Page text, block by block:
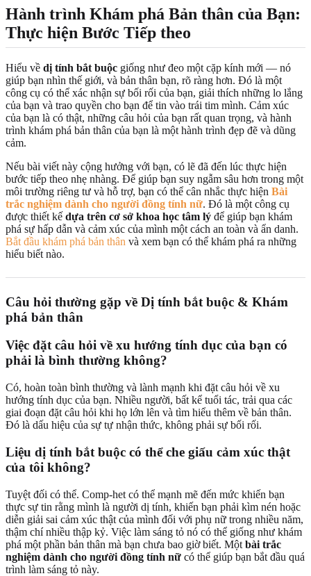
Hành trình Khám phá Bản thân của Bạn:
Thực hiện Bước Tiếp theo
Hiểu về dị tính bắt buộc giống như đeo một cặp kính mới — nó
giúp bạn nhìn thế giới, và bản thân bạn, rõ ràng hơn. Đó là một
công cụ có thể xác nhận sự bối rối của bạn, giải thích những lo lắng
của bạn và trao quyền cho bạn để tin vào trái tim mình. Cảm xúc
của bạn là có thật, những câu hỏi của bạn rất quan trọng, và hành
trình khám phá bản thân của bạn là một hành trình đẹp đẽ và dũng
cảm.
Nếu bài viết này cộng hưởng với bạn, có lẽ đã đến lúc thực hiện
bước tiếp theo nhẹ nhàng. Để giúp bạn suy ngẫm sâu hơn trong một
môi trường riêng tư và hỗ trợ, bạn có thể cân nhắc thực hiện Bài
trắc nghiệm dành cho người đồng tính nữ. Đó là một công cụ
được thiết kế dựa trên cơ sở khoa học tâm lý để giúp bạn khám
phá sự hấp dẫn và cảm xúc của mình một cách an toàn và ẩn danh.
Bắt đầu khám phá bản thân và xem bạn có thể khám phá ra những
hiểu biết nào.
Câu hỏi thường gặp về Dị tính bắt buộc & Khám
phá bản thân
Việc đặt câu hỏi về xu hướng tính dục của bạn có
phải là bình thường không?
Có, hoàn toàn bình thường và lành mạnh khi đặt câu hỏi về xu
hướng tính dục của bạn. Nhiều người, bất kể tuổi tác, trải qua các
giai đoạn đặt câu hỏi khi họ lớn lên và tìm hiểu thêm về bản thân.
Đó là dấu hiệu của sự tự nhận thức, không phải sự bối rối.
Liệu dị tính bắt buộc có thể che giấu cảm xúc thật
của tôi không?
Tuyệt đối có thể. Comp-het có thể mạnh mẽ đến mức khiến bạn
thực sự tin rằng mình là người dị tính, khiến bạn phải kìm nén hoặc
diễn giải sai cảm xúc thật của mình đối với phụ nữ trong nhiều năm,
thậm chí nhiều thập kỷ. Việc làm sáng tỏ nó có thể giống như khám
phá một phần bản thân mà bạn chưa bao giờ biết. Một bài trắc
nghiệm dành cho người đồng tính nữ có thể giúp bạn bắt đầu quá
trình làm sáng tỏ này.